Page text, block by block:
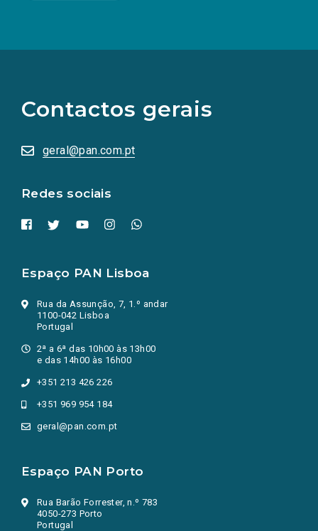
Contactos gerais
geral@pan.com.pt
Redes sociais
redes
sociais
numa
nova
Espaço PAN Lisboa
Rua da Assunção, 7, 1.º andar
1100-042 Lisboa
Portugal
2ª a 6ª das 10h00 às 13h00
e das 14h00 às 16h00
+351 213 426 226
+351 969 954 184
geral@pan.com.pt
Espaço PAN Porto
Rua Barão Forrester, n.º 783
4050-273 Porto
Portugal